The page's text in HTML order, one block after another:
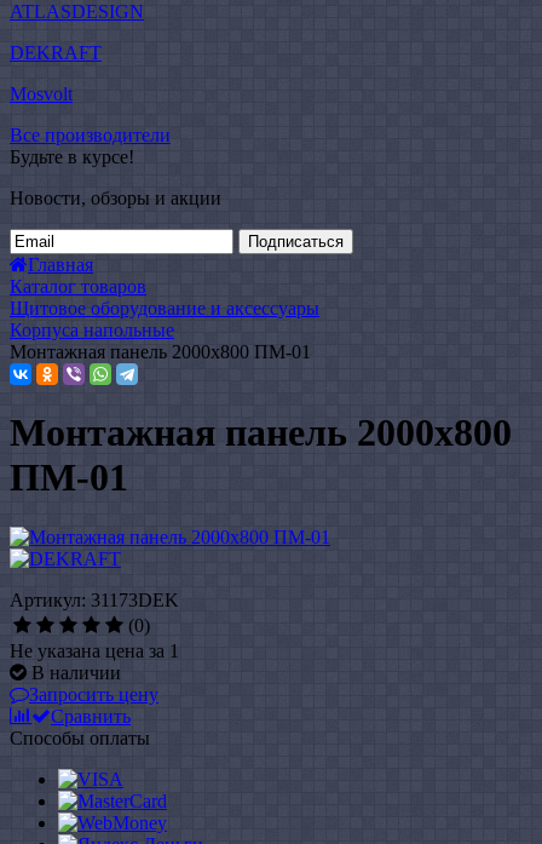
ATLASDESIGN
DEKRAFT
Mosvolt
Все производители
Будьте в курсе!
Новости, обзоры и акции
Подписаться
Главная
Каталог товаров
Щитовое оборудование и аксессуары
Корпуса напольные
Монтажная панель 2000x800 ПМ-01
Монтажная панель 2000x800
ПМ-01
Артикул: 31173DEK
(0)
Не указана цена за 1
В наличии
Запросить цену
Сравнить
Способы оплаты